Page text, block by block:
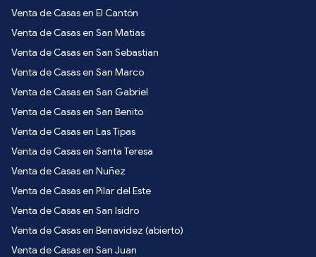
Venta de Casas en El Cantón
Venta de Casas en San Matias
Venta de Casas en San Sebastian
Venta de Casas en San Marco
Venta de Casas en San Gabriel
Venta de Casas en San Benito
Venta de Casas en Las Tipas
Venta de Casas en Santa Teresa
Venta de Casas en Nuñez
Venta de Casas en Pilar del Este
Venta de Casas en San Isidro
Venta de Casas en Benavidez (abierto)
Venta de Casas en San Juan